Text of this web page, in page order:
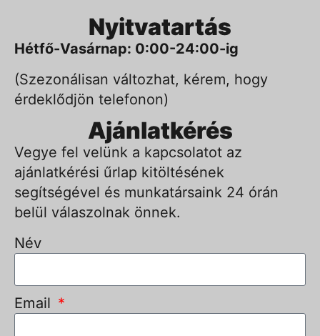
Nyitvatartás
Hétfő-Vasárnap: 0:00-24:00-ig
(Szezonálisan változhat, kérem, hogy
érdeklődjön telefonon)
Ajánlatkérés
Vegye fel velünk a kapcsolatot az
ajánlatkérési űrlap kitöltésének
segítségével és munkatársaink 24 órán
belül válaszolnak önnek.
Név
Email